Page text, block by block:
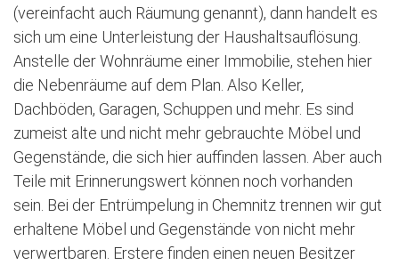
(vereinfacht auch Räumung genannt), dann handelt es
sich um eine Unterleistung der Haushaltsauflösung.
Anstelle der Wohnräume einer Immobilie, stehen hier
die Nebenräume auf dem Plan. Also Keller,
Dachböden, Garagen, Schuppen und mehr. Es sind
zumeist alte und nicht mehr gebrauchte Möbel und
Gegenstände, die sich hier auffinden lassen. Aber auch
Teile mit Erinnerungswert können noch vorhanden
sein. Bei der Entrümpelung in Chemnitz trennen wir gut
erhaltene Möbel und Gegenstände von nicht mehr
verwertbaren. Erstere finden einen neuen Besitzer